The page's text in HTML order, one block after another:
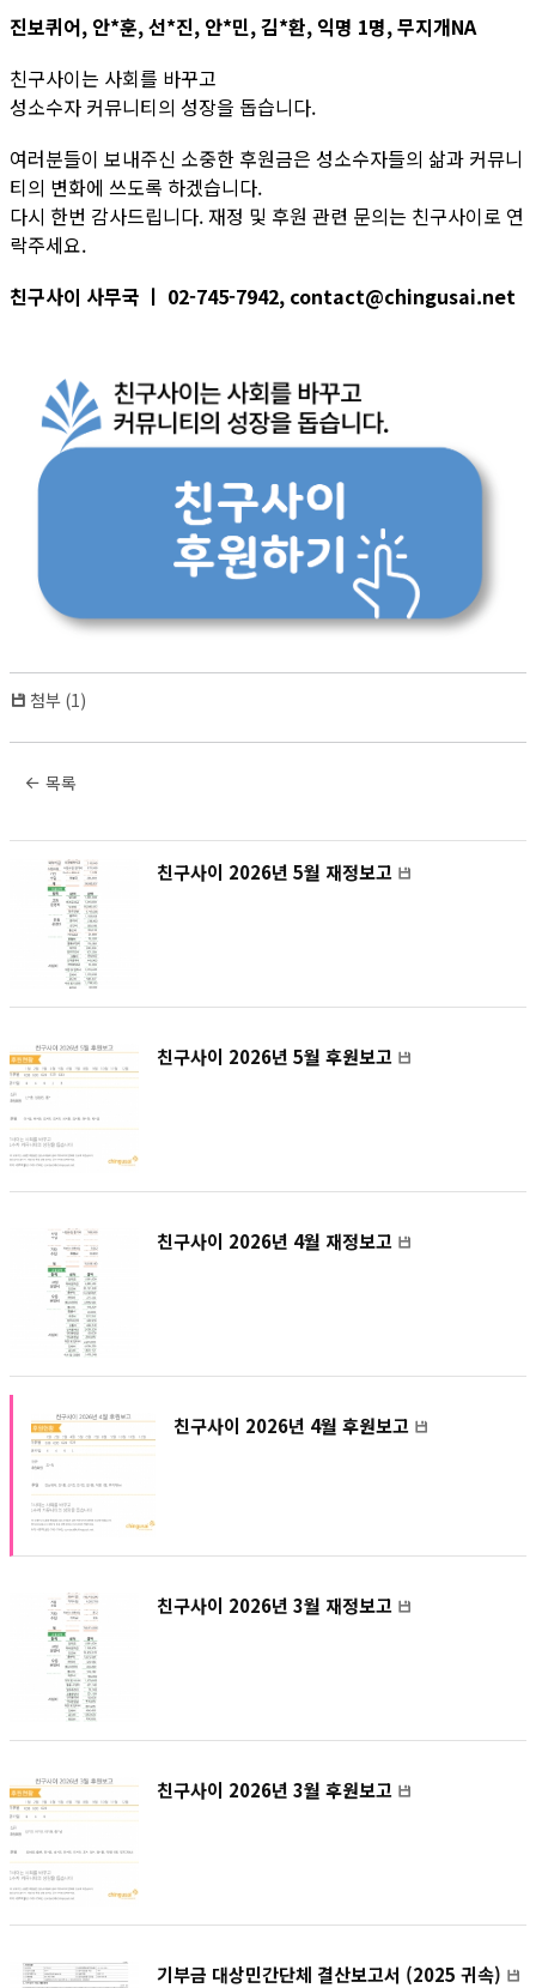
진보퀴어, 안*훈, 선*진, 안*민, 김*환, 익명 1명, 무지개NA
친구사이는 사회를 바꾸고
성소수자 커뮤니티의 성장을 돕습니다.
여러분들이 보내주신 소중한 후원금은 성소수자들의 삶과 커뮤니
티의 변화에 쓰도록 하겠습니다.
다시 한번 감사드립니다. 재정 및 후원 관련 문의는 친구사이로 연
락주세요.
친구사이 사무국 ㅣ 02-745-7942, contact@chingusai.net
첨부 (1)
목록
친구사이 2026년 5월 재정보고
친구사이 2026년 5월 후원보고
친구사이 2026년 4월 재정보고
친구사이 2026년 4월 후원보고
친구사이 2026년 3월 재정보고
친구사이 2026년 3월 후원보고
기부금 대상민간단체 결산보고서 (2025 귀속)